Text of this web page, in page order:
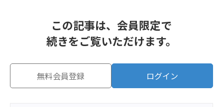
この記事は、会員限定で
続きをご覧いただけます。
無料会員登録 ログイン